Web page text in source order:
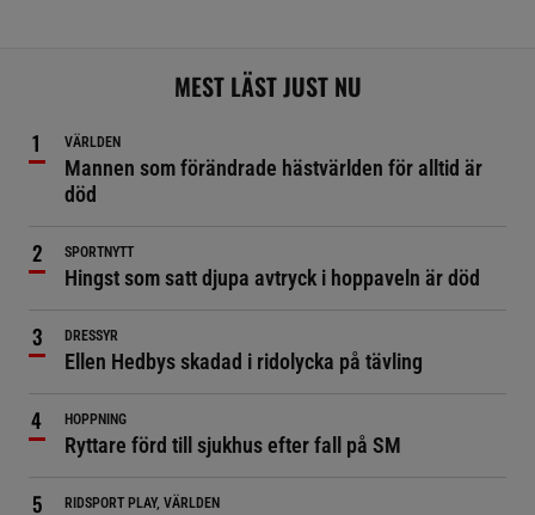
MEST LÄST JUST NU
VÄRLDEN
Mannen som förändrade hästvärlden för alltid är
död
SPORTNYTT
Hingst som satt djupa avtryck i hoppaveln är död
DRESSYR
Ellen Hedbys skadad i ridolycka på tävling
HOPPNING
Ryttare förd till sjukhus efter fall på SM
RIDSPORT PLAY, VÄRLDEN